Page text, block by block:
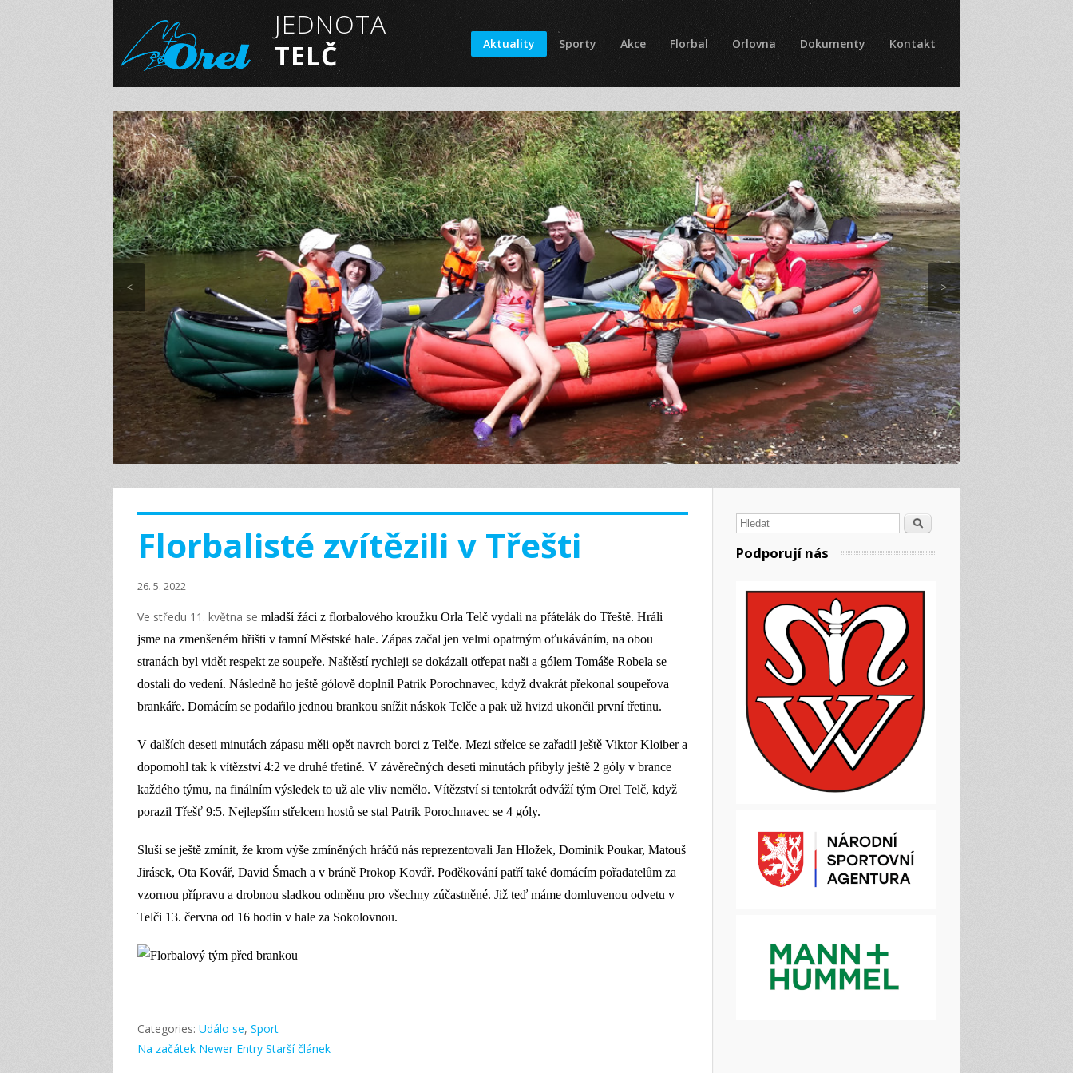
JEDNOTA
TELČ
Aktuality Sporty Akce Florbal Orlovna Dokumenty Kontakt
< >
Florbalisté zvítězili v Třešti
26. 5. 2022
Ve středu 11. května se mladší žáci z florbalového kroužku Orla Telč vydali na přátelák do Třeště. Hráli
jsme na zmenšeném hřišti v tamní Městské hale. Zápas začal jen velmi opatrným oťukáváním, na obou
stranách byl vidět respekt ze soupeře. Naštěstí rychleji se dokázali otřepat naši a gólem Tomáše Robela se
dostali do vedení. Následně ho ještě gólově doplnil Patrik Porochnavec, když dvakrát překonal soupeřova
brankáře. Domácím se podařilo jednou brankou snížit náskok Telče a pak už hvizd ukončil první třetinu.
V dalších deseti minutách zápasu měli opět navrch borci z Telče. Mezi střelce se zařadil ještě Viktor Kloiber a
dopomohl tak k vítězství 4:2 ve druhé třetině. V závěrečných deseti minutách přibyly ještě 2 góly v brance
každého týmu, na finálním výsledek to už ale vliv nemělo. Vítězství si tentokrát odváží tým Orel Telč, když
porazil Třešť 9:5. Nejlepším střelcem hostů se stal Patrik Porochnavec se 4 góly.
Sluší se ještě zmínit, že krom výše zmíněných hráčů nás reprezentovali Jan Hložek, Dominik Poukar, Matouš
Jirásek, Ota Kovář, David Šmach a v bráně Prokop Kovář. Poděkování patřítaké domácím pořadatelům za
vzornou přípravu a drobnou sladkou odměnu pro všechny zúčastněné. Již teď máme domluvenou odvetu v
Telči 13. června od 16 hodin v hale za Sokolovnou.
Categories: Událo se, Sport
Na začátek Newer Entry Starší článek
Hledat
Podporují nás